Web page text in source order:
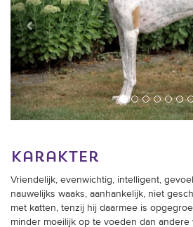
karakter
Vriendelijk, evenwichtig, intelligent,
nauwelijks waaks, aanhankelijk, niet
met katten, tenzij hij daarmee is
minder moeilijk op te voeden dan